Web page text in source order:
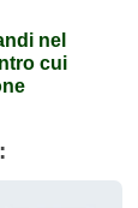
nel
cui